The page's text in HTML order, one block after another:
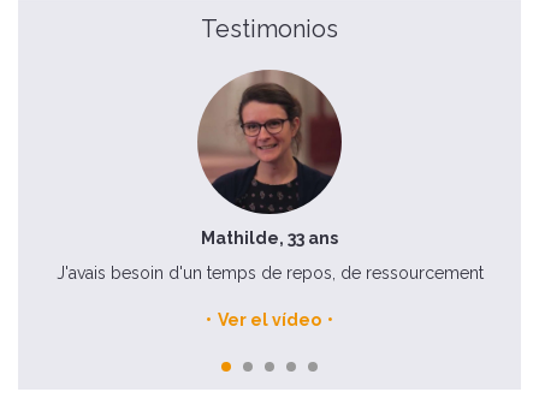
Testimonios
Mathilde, 33 ans
J'avais besoin d'un temps de repos, de ressourcement
Ver el vídeo